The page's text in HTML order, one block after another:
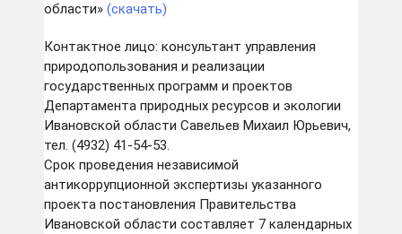
области» (скачать)
Контактное лицо: консультант управления
природопользования и реализации
государственных программ и проектов
Департамента природных ресурсов и экологии
Ивановской области Савельев Михаил Юрьевич,
тел. (4932) 41-54-53.
Срок проведения независимой
антикоррупционной экспертизы указанного
проекта постановления Правительства
Ивановской области составляет 7 календарных